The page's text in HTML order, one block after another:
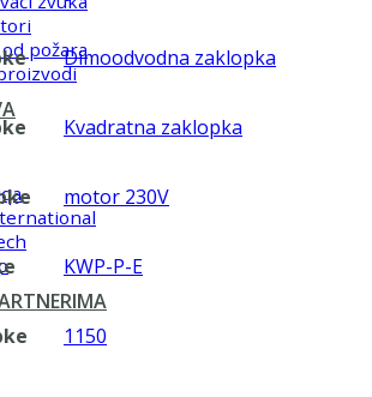
požaraDimoodvodna zaklopka
Kvadratna zaklopka
motor 230V
KWP-P-E
1150